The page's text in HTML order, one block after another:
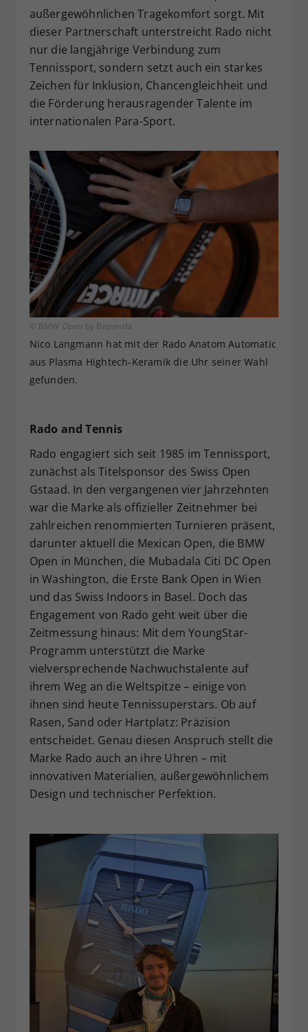
außergewöhnlichen Tragekomfort sorgt. Mit
dieser Partnerschaft unterstreicht Rado nicht
nur die langjährige Verbindung zum
Tennissport, sondern setzt auch ein starkes
Zeichen für Inklusion, Chancengleichheit und
die Förderung herausragender Talente im
internationalen Para-Sport.
© BMW Open by Bitpanda
Nico Langmann hat mit der Rado Anatom Automatic
aus Plasma Hightech-Keramik die Uhr seiner Wahl
gefunden.
Rado and Tennis
Rado engagiert sich seit 1985 im Tennissport,
zunächst als Titelsponsor des Swiss Open
Gstaad. In den vergangenen vier Jahrzehnten
war die Marke als offizieller Zeitnehmer bei
zahlreichen renommierten Turnieren präsent,
darunter aktuell die Mexican Open, die BMW
Open in München, die Mubadala Citi DC Open
in Washington, die Erste Bank Open in Wien
und das Swiss Indoors in Basel. Doch das
Engagement von Rado geht weit über die
Zeitmessung hinaus: Mit dem YoungStar-
Programm unterstützt die Marke
vielversprechende Nachwuchstalente auf
ihrem Weg an die Weltspitze – einige von
ihnen sind heute Tennissuperstars. Ob auf
Rasen, Sand oder Hartplatz: Präzision
entscheidet. Genau diesen Anspruch stellt die
Marke Rado auch an ihre Uhren – mit
innovativen Materialien, außergewöhnlichem
Design und technischer Perfektion.